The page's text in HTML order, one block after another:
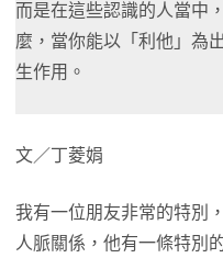
而是在這些認識的人當中
麼，當你能以「利他」為
生作用。
文／丁菱娟
我有一位朋友非常的特別
人脈關係，他有一條特別